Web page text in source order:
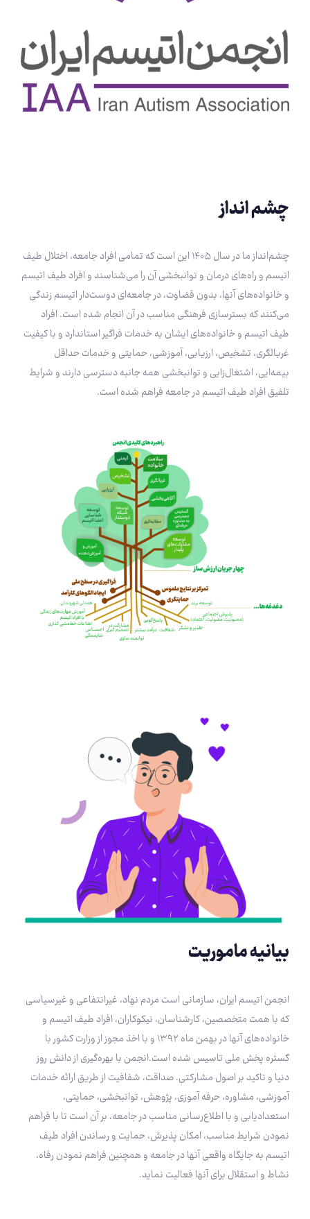
چشم انداز
چشم‌انداز ما در سال ۱۴۰۵ این است که تمامی افراد جامعه، اختلال طیف
اتیسم و راه‌های درمان و توانبخشی آن را می‌شناسند و افراد طیف اتیسم
و خانواده‌های آنها، بدون قضاوت، در جامعه‌ای دوست‌دار اتیسم زندگی
می‌کنند که بستر‌سازی فرهنگی مناسب در آن انجام شده است. افراد
طیف اتیسم و خانواده‌های ایشان به خدمات فراگیر استاندارد و با کیفیت
غربالگری، تشخیص، ارزیابی، آموزشی، حمایتی و خدمات حداقل‌
بیمه‌ایی، اشتغال‌زایی و توانبخشی همه جانبه دسترسی دارند و شرایط
تلفیق افراد طیف اتیسم در جامعه فراهم شده است.
بیانیه ماموریت
انجمن اتیسم ایران، سازمانی است مردم نهاد، غیرانتفاعی و غیرسیاسی
که با همت متخصصین، کارشناسان، نیکوکاران، افراد طیف اتیسم و
خانواده‌های آنها در بهمن ماه ۱۳۹۲ و با اخذ مجوز از وزارت کشور با
گستره پخش ملی تاسیس شده است.انجمن با بهره‌گیری از دانش روز
دنیا و تاکید بر اصول مشارکتی. صداقت، شفافیت از طریق ارائه خدمات
آموزشی، مشاوره، حرفه آموزی، پژوهش، توانبخشی، حمایتی،
استعداد‌یابی و با اطلاع‌رسانی مناسب در جامعه، بر آن است تا با فراهم
نمودن شرایط مناسب، امکان پذیرش، حمایت و رساندن افراد طیف
اتیسم به جایگاه واقعی آنها در جامعه و همچنین فراهم نمودن رفاه،
نشاط و استقلال برای آنها فعالیت نماید.